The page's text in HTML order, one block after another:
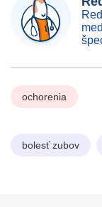
ochorenia
bolesť zubov